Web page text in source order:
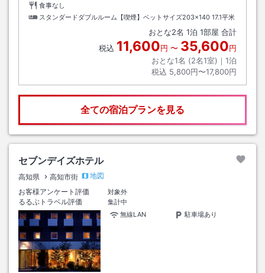
食事なし
スタンダードダブルルーム【喫煙】ベットサイズ203×140 17.1平米
おとな2名 1泊 1部屋 合計
税込 11,600円 〜 35,600円
おとな1名 (2名1室)｜ 1泊
税込 5,800円〜17,800円
全ての宿泊プランを見る
セブンデイズホテル
高知県 高知市街
地図
お客様アンケート評価
対象外
るるぶトラベル評価
集計中
無線LAN
駐車場あり